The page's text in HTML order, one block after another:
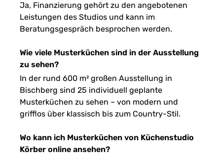
Ja, Finanzierung gehört zu den angebotenen
Leistungen des Studios und kann im
Beratungsgespräch besprochen werden.
Wie viele Musterküchen sind in der Ausstellung
zu sehen?
In der rund 600 m² großen Ausstellung in
Bischberg sind 25 individuell geplante
Musterküchen zu sehen – von modern und
grifflos über klassisch bis zum Country-Stil.
Wo kann ich Musterküchen von Küchenstudio
Körber online ansehen?